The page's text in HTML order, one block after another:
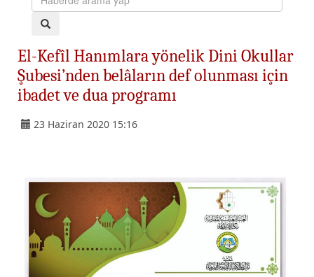
El-Kefîl Hanımlara yönelik Dini Okullar
Şubesi’nden belâların def olunması için
ibadet ve dua programı
23 Haziran 2020 15:16